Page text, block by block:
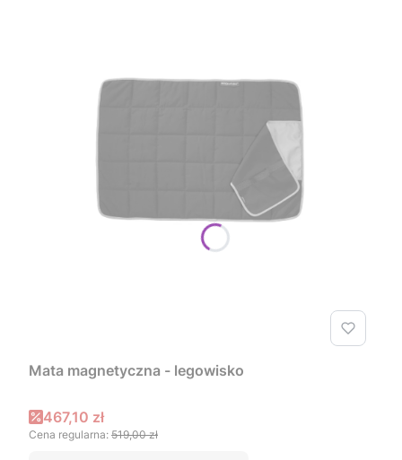
Mata magnetyczna - legowisko
Cena promocyjna
467,10 zł
Cena regularna: 519,00 zł